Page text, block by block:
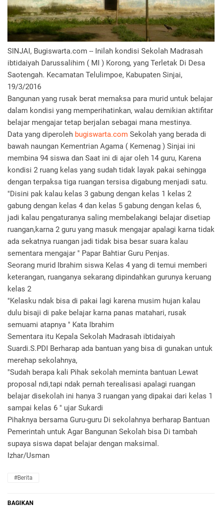
SINJAI, Bugiswarta.com -- Inilah kondisi Sekolah Madrasah
ibtidaiyah Darussalihim ( MI ) Korong, yang Terletak Di Desa
Saotengah. Kecamatan Telulimpoe, Kabupaten Sinjai,
19/3/2016
Bangunan yang rusak berat memaksa para murid untuk belajar
dalam kondisi yang memperihatinkan, walau demikian aktifitar
belajar mengajar tetap berjalan sebagai mana mestinya.
Data yang diperoleh bugiswarta.com Sekolah yang berada di
bawah naungan Kementrian Agama ( Kemenag ) Sinjai ini
membina 94 siswa dan Saat ini di ajar oleh 14 guru, Karena
kondisi 2 ruang kelas yang sudah tidak layak pakai sehingga
dengan terpaksa tiga ruangan tersisa digabung menjadi satu.
"Disini pak kalau kelas 3 gabung dengan kelas 1 kelas 2
gabung dengan kelas 4 dan kelas 5 gabung dengan kelas 6,
jadi kalau pengaturanya saling membelakangi belajar disetiap
ruangan,karna 2 guru yang masuk mengajar apalagi karna tidak
ada sekatnya ruangan jadi tidak bisa besar suara kalau
sementara mengajar " Papar Bahtiar Guru Penjas.
Seorang murid Ibrahim siswa Kelas 4 yang di temui memberi
keterangan, ruanganya sekarang dipindahkan gurunya keruang
kelas 2
"Kelasku ndak bisa di pakai lagi karena musim hujan kalau
dulu bisaji di pake belajar karna panas matahari, rusak
semuami atapnya " Kata Ibrahim
Sementara itu Kepala Sekolah Madrasah ibtidaiyah
Suardi.S.PDI Berharap ada bantuan yang bisa di gunakan untuk
merehap sekolahnya,
"Sudah berapa kali Pihak sekolah meminta bantuan Lewat
proposal ndi,tapi ndak pernah terealisasi apalagi ruangan
belajar disekolah ini hanya 3 ruangan yang dipakai dari kelas 1
sampai kelas 6 " ujar Sukardi
Pihaknya bersama Guru-guru Di sekolahnya berharap Bantuan
Pemerintah untuk Agar Bangunan Sekolah bisa Di tambah
supaya siswa dapat belajar dengan maksimal.
Izhar/Usman
#Berita
BAGIKAN